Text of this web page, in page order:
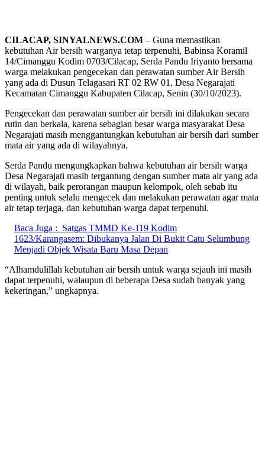
CILACAP, SINYALNEWS.COM – Guna memastikan
kebutuhan Air bersih warganya tetap terpenuhi, Babinsa Koramil
14/Cimanggu Kodim 0703/Cilacap, Serda Pandu Iriyanto bersama
warga melakukan pengecekan dan perawatan sumber Air Bersih
yang ada di Dusun Telagasari RT 02 RW 01, Desa Negarajati
Kecamatan Cimanggu Kabupaten Cilacap, Senin (30/10/2023).
Pengecekan dan perawatan sumber air bersih ini dilakukan secara
rutin dan berkala, karena sebagian besar warga masyarakat Desa
Negarajati masih menggantungkan kebutuhan air bersih dari sumber
mata air yang ada di wilayahnya.
Serda Pandu mengungkapkan bahwa kebutuhan air bersih warga
Desa Negarajati masih tergantung dengan sumber mata air yang ada
di wilayah, baik perorangan maupun kelompok, oleh sebab itu
penting untuk selalu mengecek dan melakukan perawatan agar mata
air tetap terjaga, dan kebutuhan warga dapat terpenuhi.
Baca Juga : Satgas TMMD Ke-119 Kodim
1623/Karangasem: Dibukanya Jalan Di Bukit Catu Selumbung
Menjadi Objek Wisata Baru Masa Depan
“Alhamdulillah kebutuhan air bersih untuk warga sejauh ini masih
dapat terpenuhi, walaupun di beberapa Desa sudah banyak yang
kekeringan,” ungkapnya.